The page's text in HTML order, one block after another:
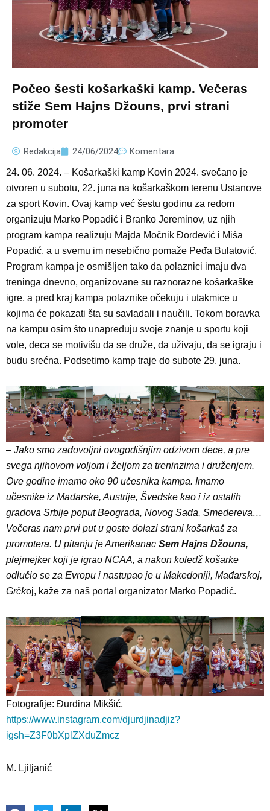
Počeo šesti košarkaški kamp. Večeras
stiže Sem Hajns Džouns, prvi strani
promoter
Redakcija 24/06/2024 Komentara
24. 06. 2024. – Košarkaški kamp Kovin 2024. svečano je
otvoren u subotu, 22. juna na košarkaškom terenu Ustanove
za sport Kovin. Ovaj kamp već šestu godinu za redom
organizuju Marko Popadić i Branko Jereminov, uz njih
program kampa realizuju Majda Močnik Đorđević i Miša
Popadić, a u svemu im nesebično pomaže Peđa Bulatović.
Program kampa je osmišljen tako da polaznici imaju dva
treninga dnevno, organizovane su raznorazne košarkaške
igre, a pred kraj kampa polaznike očekuju i utakmice u
kojima će pokazati šta su savladali i naučili. Tokom boravka
na kampu osim što unapređuju svoje znanje u sportu koji
vole, deca se motivišu da se druže, da uživaju, da se igraju i
budu srećna. Podsetimo kamp traje do subote 29. juna.
– Jako smo zadovoljni ovogodišnjim odzivom dece, a pre
svega njihovom voljom i željom za treninzima i druženjem.
Ove godine imamo oko 90 učesnika kampa. Imamo
učesnike iz Mađarske, Austrije, Švedske kao i iz ostalih
gradova Srbije poput Beograda, Novog Sada, Smedereva…
Večeras nam prvi put u goste dolazi strani košarkaš za
promotera. U pitanju je Amerikanac Sem Hajns Džouns,
plejmejker koji je igrao NCAA, a nakon koledž košarke
odlučio se za Evropu i nastupao je u Makedoniji, Mađarskoj,
Grčkoj, kaže za naš portal organizator Marko Popadić.
Fotografije: Đurđina Mikšić,
https://www.instagram.com/djurdjinadjiz?
igsh=Z3F0bXplZXduZmcz
M. Ljiljanić